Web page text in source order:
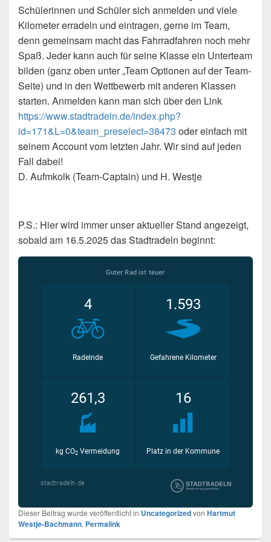
Schülerinnen und Schüler sich anmelden und viele
Kilometer erradeln und eintragen, gerne im Team,
denn gemeinsam macht das Fahrradfahren noch mehr
Spaß. Jeder kann auch für seine Klasse ein Unterteam
bilden (ganz oben unter „Team Optionen auf der Team-
Seite) und in den Wettbewerb mit anderen Klassen
starten. Anmelden kann man sich über den Link
https://www.stadtradeln.de/index.php?
id=171&L=0&team_preselect=38473 oder einfach mit
seinem Account vom letzten Jahr. Wir sind auf jeden
Fall dabei!
D. Aufmkolk (Team-Captain) und H. Westje
P.S.: Hier wird immer unser aktueller Stand angezeigt,
sobald am 16.5.2025 das Stadtradeln beginnt:
Dieser Beitrag wurde veröffentlicht in Uncategorizedvon Hartmut
Westje-Bachmann. Permalink